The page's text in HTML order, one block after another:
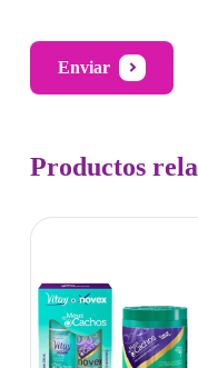
Enviar
Productos